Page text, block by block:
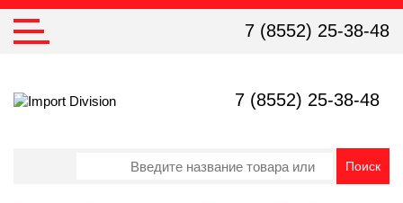
7 (8552) 25-38-48
7 (8552) 25-38-48